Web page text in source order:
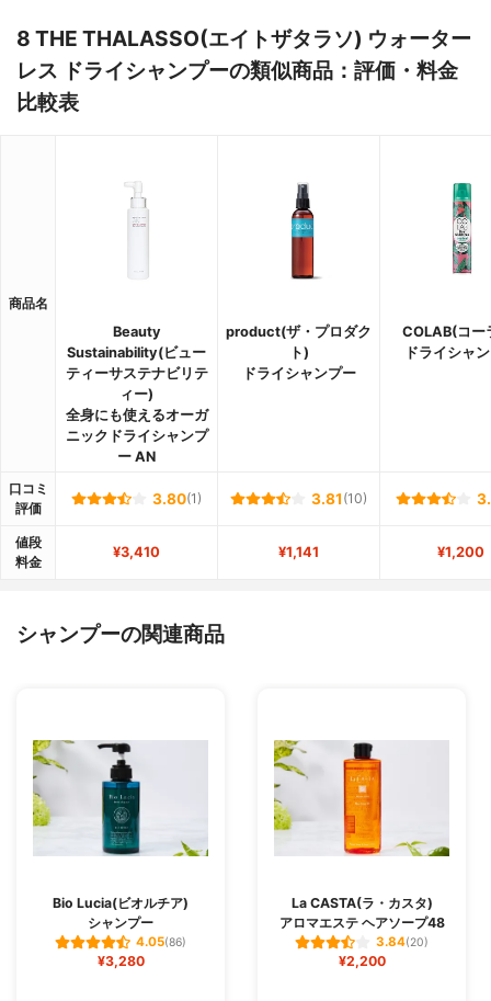
8 THE THALASSO(エイトザタラソ) ウォーター
レス ドライシャンプーの類似商品：評価・料金
比較表
商品名
Beauty
Sustainability(ビュー
ティーサステナビリテ
ィー)
全身にも使えるオーガ
ニックドライシャンプ
ー AN
product(ザ・プロダク
ト)
ドライシャンプー
COLAB(コー
ドライシャ
口コミ
評価
3.80(1) 3.81 (10)
値段
料金
¥3,410 ¥1,141 ¥1,200
シャンプーの関連商品
Bio Lucia(ビオルチア)
シャンプー
4.05(86)
¥3,280
La CASTA(ラ・カスタ)
アロマエステ ヘアソープ48
3.84(20)
¥2,200